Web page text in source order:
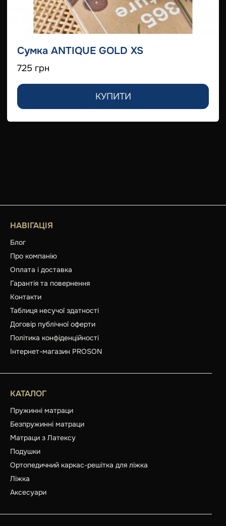
Сумка ANTIQUE GOLD XS
725 грн
КУПИТИ
НАВІГАЦІЯ
Блог
Про компанію
Оплата і доставка
Гарантія та повернення
Контакти
Таблиця несучої здатності
Договір публічної оферти
Політика конфіденційності
Інтернет-магазин PROSON
КАТАЛОГ
Пружинні матраци
Безпружинні матраци
Матраци з Латексу
Подушки
Ортопедичний каркас-решітка для ліжка
Ліжка
Аксесуари